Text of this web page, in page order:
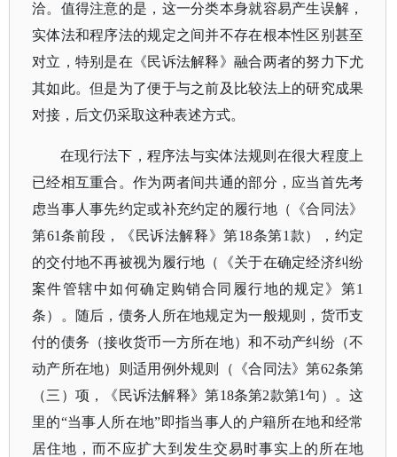
洽。值得注意的是，这一分类本身就容易产生误解，
实体法和程序法的规定之间并不存在根本性区别甚至
对立，特别是在《民诉法解释》融合两者的努力下尤
其如此。但是为了便于与之前及比较法上的研究成果
对接，后文仍采取这种表述方式。
在现行法下，程序法与实体法规则在很大程度上
已经相互重合。作为两者间共通的部分，应当首先考
虑当事人事先约定或补充约定的履行地（《合同法》
第61条前段，《民诉法解释》第18条第1款），约定
的交付地不再被视为履行地（《关于在确定经济纠纷
案件管辖中如何确定购销合同履行地的规定》第1
条）。随后，债务人所在地规定为一般规则，货币支
付的债务（接收货币一方所在地）和不动产纠纷（不
动产所在地）则适用例外规则（《合同法》第62条第
（三）项，《民诉法解释》第18条第2款第1句）。这
里的“当事人所在地”即指当事人的户籍所在地和经常
居住地，而不应扩大到发生交易时事实上的所在地